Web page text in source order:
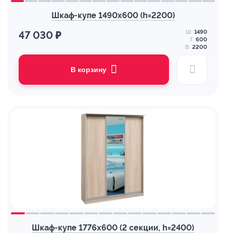
Шкаф-купе 1490х600 (h=2200)
47 030 ₽ Ш: 1490
Г: 600
В: 2200
В корзину
Шкаф-купе 1776х600 (2 секции, h=2400)